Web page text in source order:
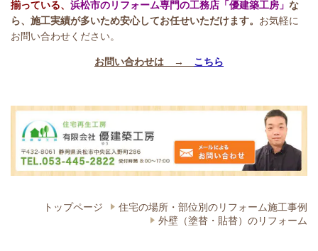
揃っている、 浜松市のリフォーム専門の工務店「優建築工房」 な
ら、施工実績が多いため安心してお任せいただけます。 お気軽に
お問い合わせください。
お問い合わせは → こちら
トップページ
住宅の場所・部位別の​リフォーム施工事例
外壁（塗替・貼替）のリフォーム